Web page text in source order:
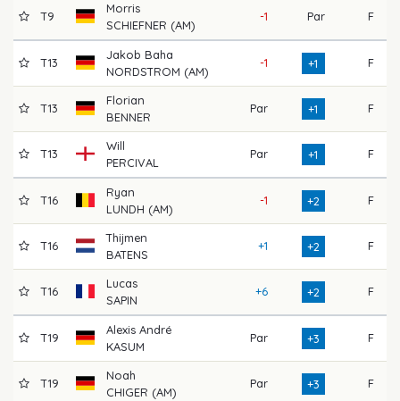
T9
Morris
SCHIEFNER (AM)
-1 Par F
T13
Jakob Baha
NORDSTROM (AM)
-1 +1 F
T13
Florian
BENNER
Par +1 F
T13
Will
PERCIVAL
Par +1 F
T16
Ryan
LUNDH (AM)
-1 +2 F
T16
Thijmen
BATENS
+1 +2 F
T16
Lucas
SAPIN
+6 +2 F
T19
Alexis André
KASUM
Par +3 F
T19
Noah
CHIGER (AM)
Par +3 F